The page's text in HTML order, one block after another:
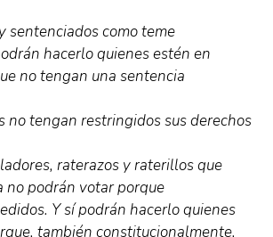
sentenciados como teme
hacerlo quienes estén en
no tengan una sentencia
no tengan restringidos sus derechos
raterazos y raterillos que
no podrán votar porque
Y sí podrán hacerlo quienes
también constitucionalmente,